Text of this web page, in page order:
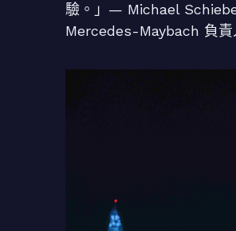
驗。」— Michael
Mercedes-Maybach 負責